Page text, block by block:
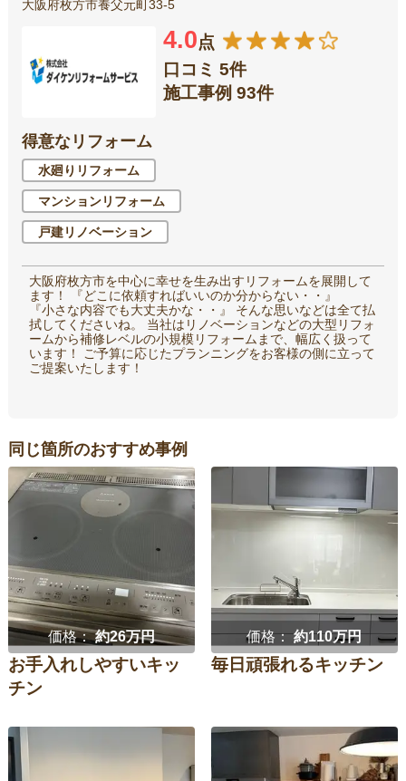
大阪府枚方市養父元町33-5
4.0点
口コミ 5件
施工事例 93件
得意なリフォーム
水廻りリフォーム
マンションリフォーム
戸建リノベーション
大阪府枚方市を中心に幸せを生み出すリフォームを展開して
ます！ 『どこに依頼すればいいのか分からない・・』
『小さな内容でも大丈夫かな・・』 そんな思いなどは全て払
拭してくださいね。 当社はリノベーションなどの大型リフォ
ームから補修レベルの小規模リフォームまで、幅広く扱って
います！ ご予算に応じたプランニングをお客様の側に立って
ご提案いたします！
同じ箇所のおすすめ事例
価格：約26万円
お手入れしやすいキッ
チン
価格：約110万円
毎日頑張れるキッチン